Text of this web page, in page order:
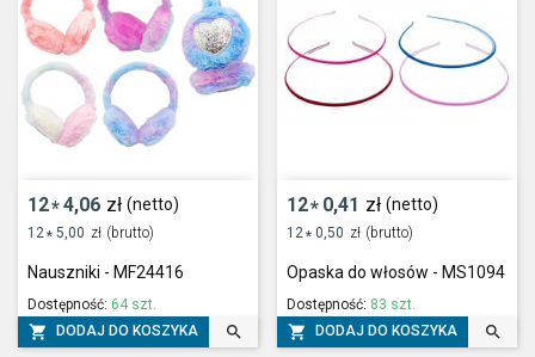
12*4,06 zł (netto)
12* 5,00 zł (brutto)
Nauszniki - MF24416
Dostępność: 64 szt.
 DODAJ DO KOSZYKA 
12* 0,41 zł (netto)
12* 0,50 zł (brutto)
Opaska do włosów - MS1094
Dostępność: 83 szt.
 DODAJ DO KOSZYKA 